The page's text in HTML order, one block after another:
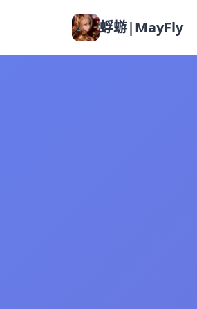
蜉蝣|MayFly